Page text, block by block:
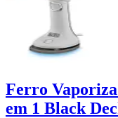
Ferro
em 1 Black